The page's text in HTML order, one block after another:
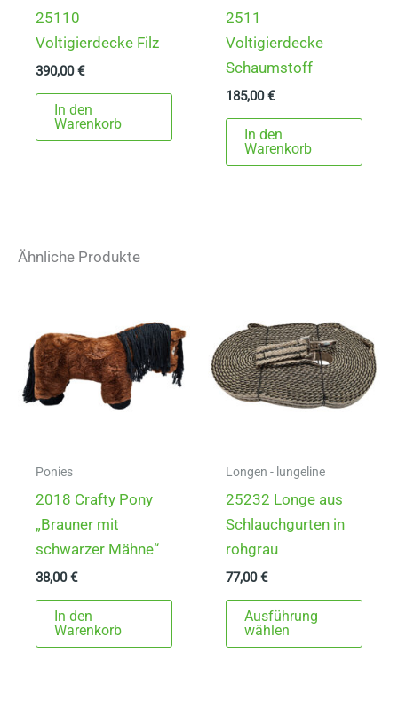
25110
Voltigierdecke Filz
390,00€
In den
Warenkorb
2511
Voltigierdecke
Schaumstoff
185,00€
In den
Warenkorb
Ähnliche Produkte
Ponies
2018 Crafty Pony
„Brauner mit
schwarzer Mähne“
38,00€
In den
Warenkorb
Longen - lungeline
25232 Longe aus
Schlauchgurten in
rohgrau
77,00€
Ausführung
wählen